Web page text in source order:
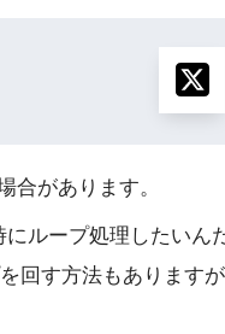
があります。
ループ処理したい
回す方法もあります